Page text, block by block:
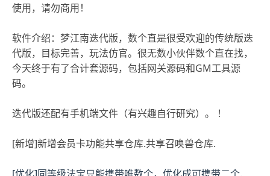
使用，请勿商用！
软件介绍：梦江南迭代版，数个直是很受欢迎的传统版迭
代版，目标完善，玩法仿官。很无数小伙伴数个直在找，
今天终于有了合计套源码，包括网关源码和GM工具源
码。
迭代版还配有手机端文件（有兴趣自行研究）。 ！
[新增]新增会员卡功能共享仓库.共享召唤兽仓库.